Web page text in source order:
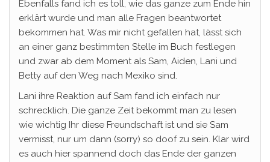
Ebenfalls fand ich es toll, wie das ganze zum Ende hin
erklärt wurde und man alle Fragen beantwortet
bekommen hat. Was mir nicht gefallen hat, lässt sich
an einer ganz bestimmten Stelle im Buch festlegen
und zwar ab dem Moment als Sam, Aiden, Lani und
Betty auf den Weg nach Mexiko sind.
Lani ihre Reaktion auf Sam fand ich einfach nur
schrecklich. Die ganze Zeit bekommt man zu lesen
wie wichtig Ihr diese Freundschaft ist und sie Sam
vermisst, nur um dann (sorry) so doof zu sein. Klar wird
es auch hier spannend doch das Ende der ganzen